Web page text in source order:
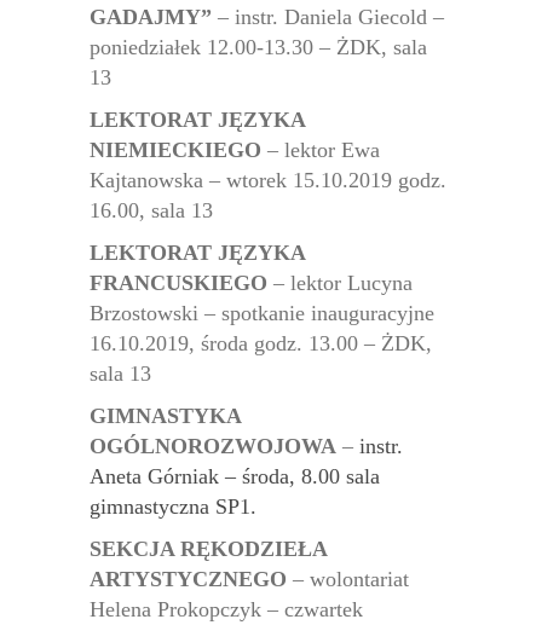
GADAJMY” – instr. Daniela Giecold –
poniedziałek 12.00-13.30 – ŻDK, sala
13
LEKTORAT JĘZYKA
NIEMIECKIEGO – lektor Ewa
Kajtanowska – wtorek 15.10.2019 godz.
16.00, sala 13
LEKTORAT JĘZYKA
FRANCUSKIEGO – lektor Lucyna
Brzostowski – spotkanie inauguracyjne
16.10.2019, środa godz. 13.00 – ŻDK,
sala 13
GIMNASTYKA
OGÓLNOROZWOJOWA – instr.
Aneta Górniak – środa, 8.00 sala
gimnastyczna SP1.
SEKCJA RĘKODZIEŁA
ARTYSTYCZNEGO – wolontariat
Helena Prokopczyk – czwartek